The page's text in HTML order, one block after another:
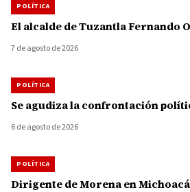
POLÍTICA
El alcalde de Tuzantla Fernando
7 de agosto de 2026
POLÍTICA
Se agudiza la confrontación
6 de agosto de 2026
POLÍTICA
Dirigente de Morena en